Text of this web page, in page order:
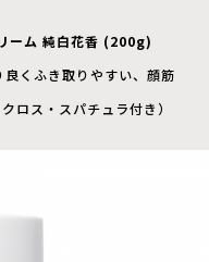
ーム 純白花香 (200g)
くふき取りやすい、顔筋
ロス・スパチュラ付き）